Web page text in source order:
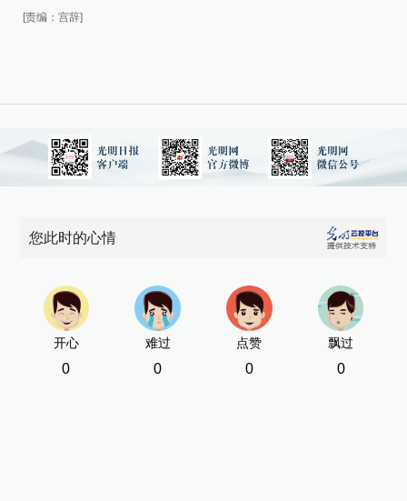
[责编：宫辞]
您此时的心情
开心
0
难过
0
点赞
0
飘过
0